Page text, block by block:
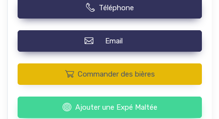
Téléphone
Email
Commander des bières
Ajouter une Expé Maltée